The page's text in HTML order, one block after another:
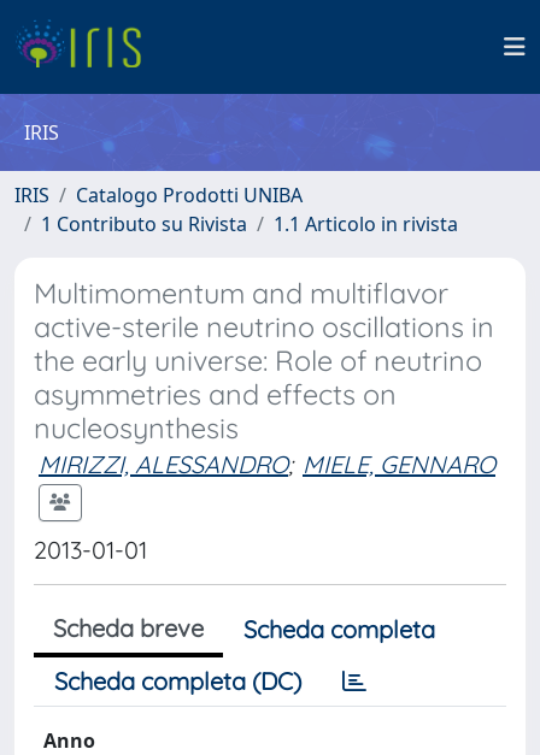
IRIS
IRIS
Catalogo Prodotti UNIBA
1 Contributo su Rivista
1.1 Articolo in rivista
Multimomentum and multiflavor
active-sterile neutrino oscillations in
the early universe: Role of neutrino
asymmetries and effects on
nucleosynthesis
MIRIZZI, ALESSANDRO; MIELE, GENNARO
2013-01-01
Scheda breve
Scheda completa
Scheda completa (DC)
Anno